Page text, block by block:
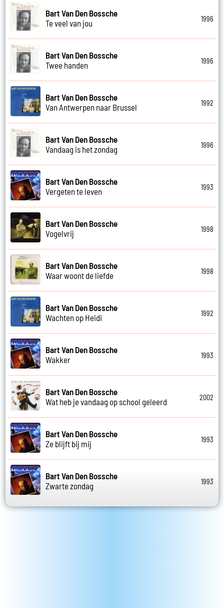
Bart Van Den Bossche
Te veel van jou
1996
Bart Van Den Bossche
Twee handen
1996
Bart Van Den Bossche
Van Antwerpen naar Brussel
1992
Bart Van Den Bossche
Vandaag is het zondag
1996
Bart Van Den Bossche
Vergeten te leven
1993
Bart Van Den Bossche
Vogelvrij
1998
Bart Van Den Bossche
Waar woont de liefde
1998
Bart Van Den Bossche
Wachten op Heidi
1992
Bart Van Den Bossche
Wakker
1993
Bart Van Den Bossche
Wat heb je vandaag op school geleerd
2002
Bart Van Den Bossche
Ze blijft bij mij
1993
Bart Van Den Bossche
Zwarte zondag
1993